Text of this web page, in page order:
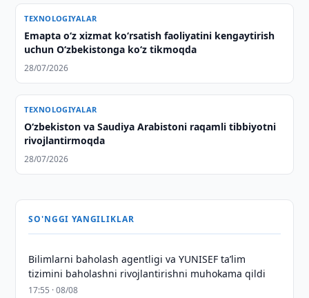
TEXNOLOGIYALAR
Emapta oʻz xizmat koʻrsatish faoliyatini kengaytirish
uchun Oʻzbekistonga koʻz tikmoqda
28/07/2026
TEXNOLOGIYALAR
Oʻzbekiston va Saudiya Arabistoni raqamli tibbiyotni
rivojlantirmoqda
28/07/2026
SO'NGGI YANGILIKLAR
Bilimlarni baholash agentligi va YUNISEF taʼlim
tizimini baholashni rivojlantirishni muhokama qildi
17:55 · 08/08